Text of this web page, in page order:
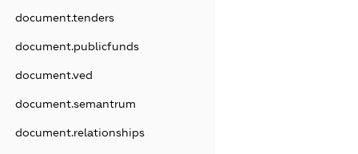
document.tenders
document.publicfunds
document.ved
document.semantrum
document.relationships